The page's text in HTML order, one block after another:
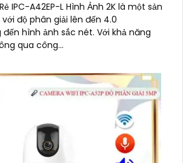
IPC-A42EP-L Hình Ảnh 2K là một sản
độ phân giải lên đến 4.0
ảnh sắc nét. Với khả năng
qua công...